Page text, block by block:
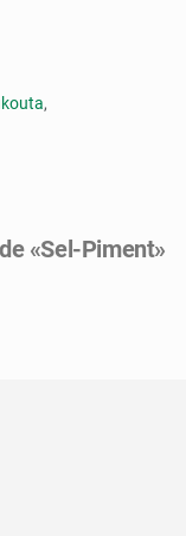
,
«Sel-Piment»